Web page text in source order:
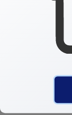
osvětlení a úklid
domov. Stejně tak
i vyvolat emoci a
Zároveň je důležité
publiku. To obnáší
i aktivní
z databází. V tomto
Nejen kvůli